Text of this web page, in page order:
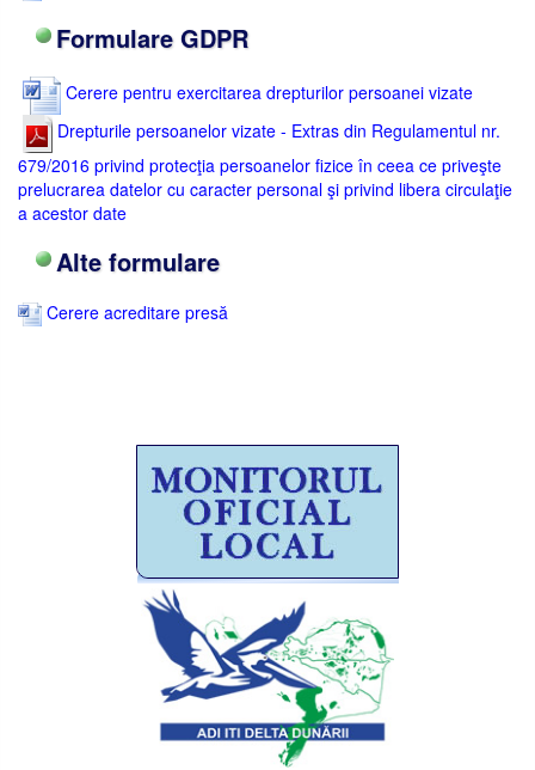
Formulare GDPR
Cerere pentru exercitarea drepturilor persoanei vizate
Drepturile persoanelor vizate - Extras din Regulamentul nr.
679/2016 privind protecţia persoanelor fizice în ceea ce priveşte
prelucrarea datelor cu caracter personal şi privind libera circulaţie
a acestor date
Alte formulare
Cerere acreditare presă